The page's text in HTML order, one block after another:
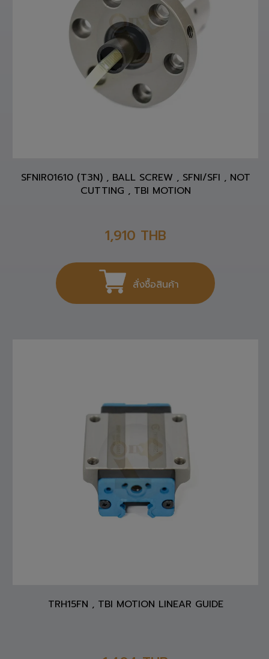
SFNIR01610 (T3N) , BALL SCREW , SFNI/SFI , NOT
CUTTING , TBI MOTION
1,910 THB
สั่งซื้อสินค้า
TRH15FN , TBI MOTION LINEAR GUIDE